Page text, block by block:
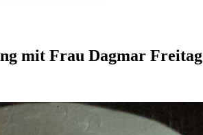
mit Frau Dagmar Freitag